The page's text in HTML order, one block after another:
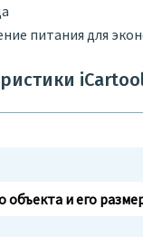
питания для
и его